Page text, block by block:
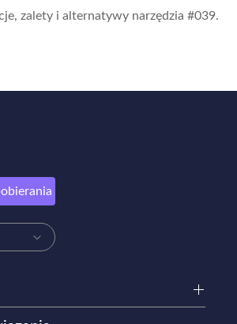
zalety i alternatywy narzędzia #039.